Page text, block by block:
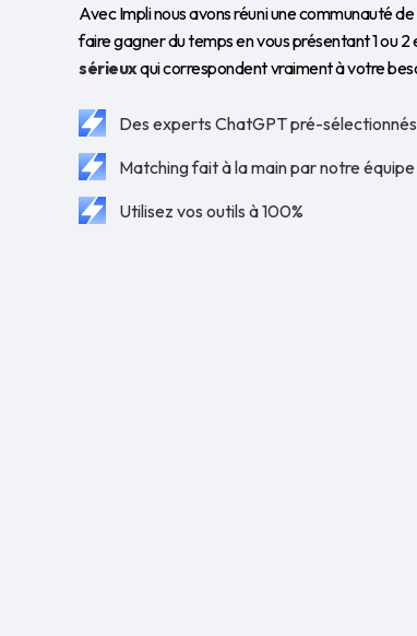
Avec Impli nous avons réuni une communauté
faire gagner du temps en vous présentant 1 ou
sérieuxqui correspondent vraiment à votre
Des experts ChatGPT pré-sélectionnés
Matching fait à la main par notre
Utilisez vos outils à 100%